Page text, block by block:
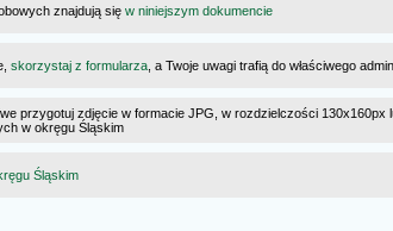
znajdują się w niniejszym dokumencie
skorzystaj z formularza , a Twoje uwagi trafią do właściwego
przygotuj zdjęcie w formacie JPG, w rozdzielczości 130x160px
w okręgu Śląskim
Śląskim